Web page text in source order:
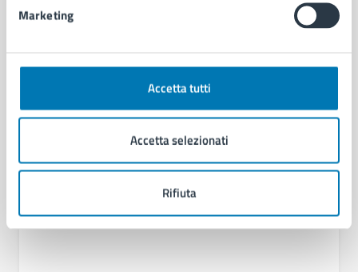
Marketing
Accetta tutti
Accetta selezionati
Rifiuta